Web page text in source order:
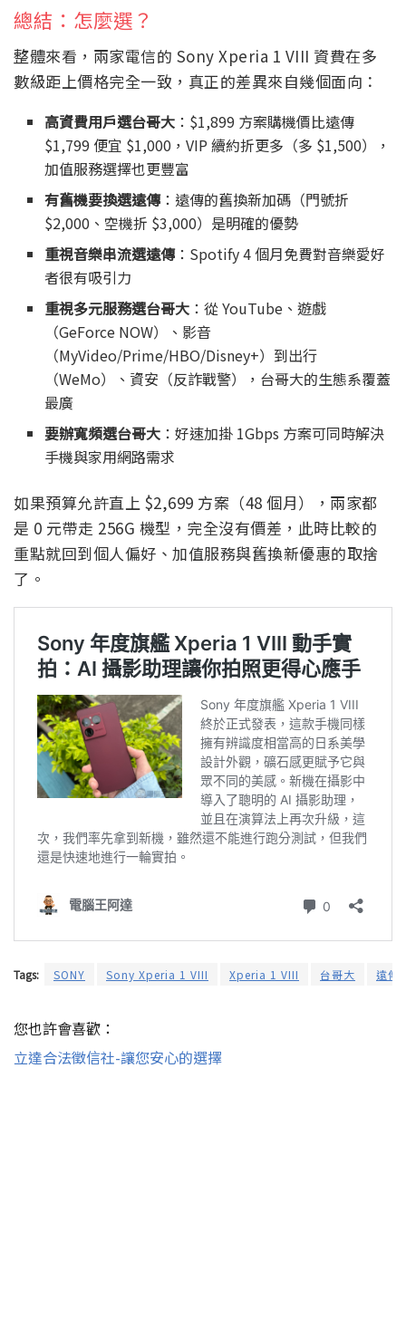
總結：怎麼選？
整體來看，兩家電信的 Sony Xperia 1 VIII 資費在多
數級距上價格完全一致，真正的差異來自幾個面向：
高資費用戶選台哥大 ：$1,899 方案購機價比遠傳
$1,799 便宜 $1,000，VIP 續約折更多（多 $1,500），
加值服務選擇也更豐富
有舊機要換選遠傳：遠傳的舊換新加碼（門號折
$2,000、空機折 $3,000）是明確的優勢
重視音樂串流選遠傳：Spotify 4 個月免費對音樂愛好
者很有吸引力
重視多元服務選台哥大 ：從 YouTube、遊戲
（GeForce NOW）、影音
（MyVideo/Prime/HBO/Disney+）到出行
（WeMo）、資安（反詐戰警），台哥大的生態系覆蓋
最廣
要辦寬頻選台哥大 ：好速加掛 1Gbps 方案可同時解決
手機與家用網路需求
如果預算允許直上 $2,699 方案（48 個月），兩家都
是 0 元帶走 256G 機型，完全沒有價差，此時比較的
重點就回到個人偏好、加值服務與舊換新優惠的取捨
了。
Tags: SONY Sony Xperia 1 VIII Xperia 1 VIII 台哥大 遠傳
您也許會喜歡：
立達合法徵信社-讓您安心的選擇